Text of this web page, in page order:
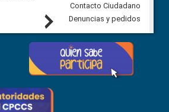
7 agosto, 2026
Next
Contacto Ciudadano
Denuncias y pedidos